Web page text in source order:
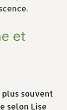
et
souvent
selon Lise